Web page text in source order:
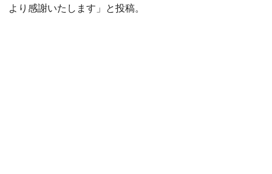
より感謝いたします」と投稿。